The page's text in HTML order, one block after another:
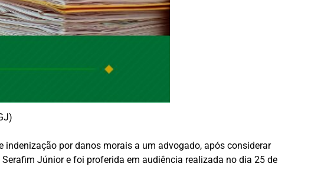
indenização por danos morais a um advogado, após considerar
Júnior e foi proferida em audiência realizada no dia 25 de